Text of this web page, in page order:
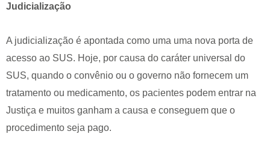
Judicialização
A judicialização é apontada como uma uma nova porta de
acesso ao SUS. Hoje, por causa do caráter universal do
SUS, quando o convênio ou o governo não fornecem um
tratamento ou medicamento, os pacientes podem entrar na
Justiça e muitos ganham a causa e conseguem que o
procedimento seja pago.